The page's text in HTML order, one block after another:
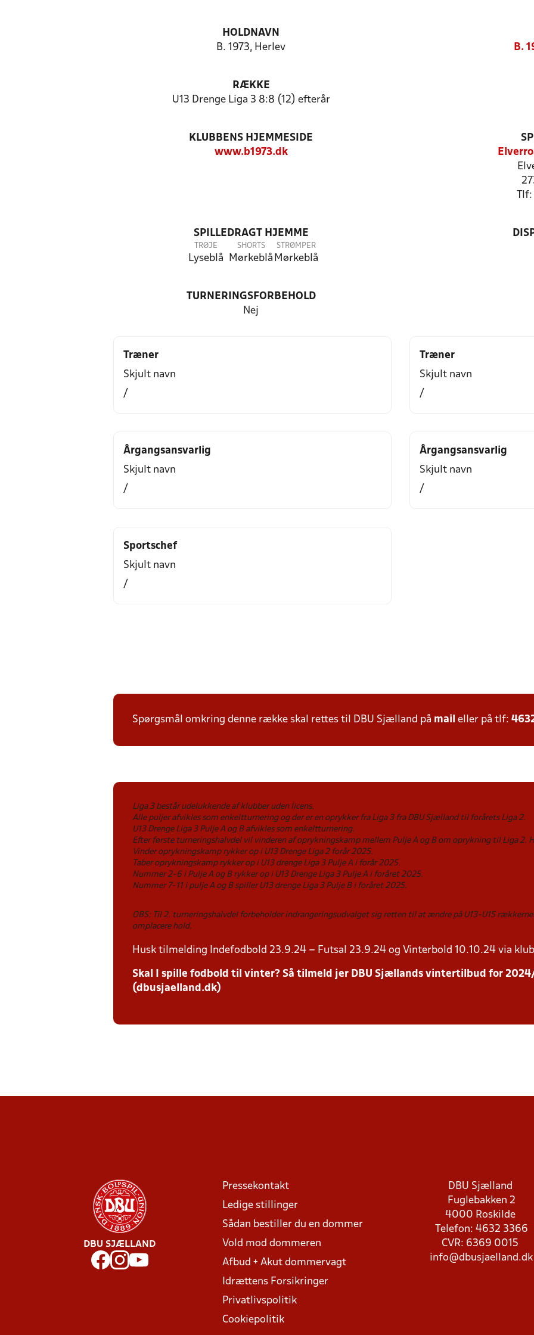
HOLDNAVN
B. 1973, Herlev
B.
RÆKKE
U13 Drenge Liga 3 8:8 (12) efterår
KLUBBENS HJEMMESIDE
www.b1973.dk
SPILLEDRAGT HJEMME
TRØJE
Lyseblå
SHORTS
Mørkeblå
STRØMPER
Mørkeblå
TURNERINGSFORBEHOLD
Nej
Træner
Skjult navn
/
Træner
Skjult navn
/
Årgangsansvarlig
Skjult navn
/
Årgangsansvarlig
Skjult navn
/
Sportschef
Skjult navn
/
Spørgsmål omkring denne række skal rettes til DBU Sjælland på mail eller på tlf:
Liga 3 består udelukkende af klubber uden licens.
Alle puljer afvikles som enkeltturnering og der er en oprykker fra Liga 3 fra DBU Sjælland til forårets Liga 2.
U13 Drenge Liga 3 Pulje A og B afvikles som enkeltturnering.
Efter første turneringshalvdel vil vinderen af oprykningskamp mellem Pulje A og B om oprykning til Liga 2.
Vinder oprykningskamp rykker op i U13 Drenge Liga 2 forår 2025.
Taber oprykningskamp rykker op i U13 drenge Liga 3 Pulje A i forår 2025.
Nummer 2-6 i Pulje A og B rykker op i U13 Drenge Liga 3 Pulje A i foråret 2025.
Nummer 7-11 i pulje A og B spiller U13 drenge Liga 3 Pulje B i foråret 2025.
OBS: Til 2. turneringshalvdel forbeholder indrangeringsudvalget sig retten til at ændre på U13-U15
omplacere hold.
Husk tilmelding Indefodbold 23.9.24 – Futsal 23.9.24 og Vinterbold 10.10.24 via
Skal I spille fodbold til vinter? Så tilmeld jer DBU Sjællands vintertilbud for
(dbusjaelland.dk)
DBU SJÆLLAND
Pressekontakt
Ledige stillinger
Sådan bestiller du en dommer
Vold mod dommeren
Afbud + Akut dommervagt
Idrættens Forsikringer
Privatlivspolitik
Cookiepolitik
DBU Sjælland
Fuglebakken 2
4000 Roskilde
Telefon: 4632 3366
CVR: 6369 0015
info@dbusjaelland.dk